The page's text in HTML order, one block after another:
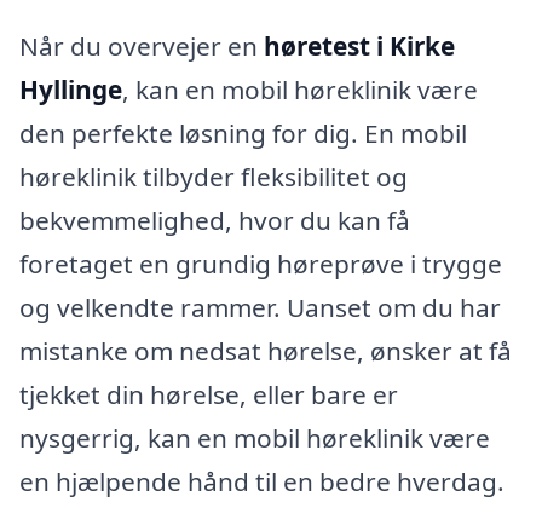
Når du overvejer en høretest i Kirke
Hyllinge, kan en mobil høreklinik være
den perfekte løsning for dig. En mobil
høreklinik tilbyder fleksibilitet og
bekvemmelighed, hvor du kan få
foretaget en grundig høreprøve i trygge
og velkendte rammer. Uanset om du har
mistanke om nedsat hørelse, ønsker at få
tjekket din hørelse, eller bare er
nysgerrig, kan en mobil høreklinik være
en hjælpende hånd til en bedre hverdag.